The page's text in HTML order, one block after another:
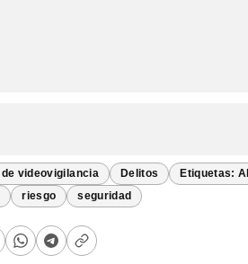
videovigilancia Delitos Etiquetas:
riesgo seguridad